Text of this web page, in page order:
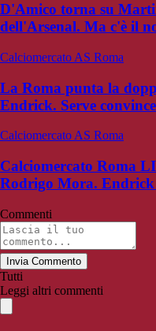
D'Amico torna su
dell'Arsenal. Ma c'è il
Calciomercato AS Roma
La Roma punta la
Endrick. Serve
Calciomercato AS Roma
Calciomercato Roma
Rodrigo Mora. Endrick
Commenti
Invia Commento
Tutti
Leggi altri commenti